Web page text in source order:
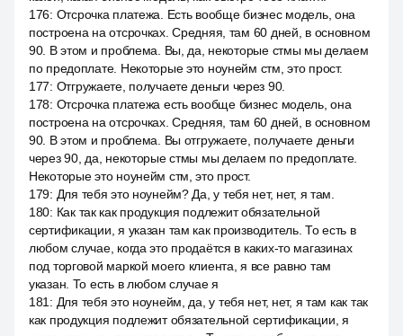
176: Отсрочка платежа. Есть вообще бизнес модель, она
построена на отсрочках. Средняя, там 60 дней, в основном
90. В этом и проблема. Вы, да, некоторые стмы мы делаем
по предоплате. Некоторые это ноунейм стм, это прост.
177: Отгружаете, получаете деньги через 90.
178: Отсрочка платежа есть вообще бизнес модель, она
построена на отсрочках. Средняя, там 60 дней, в основном
90. В этом и проблема. Вы отгружаете, получаете деньги
через 90, да, некоторые стмы мы делаем по предоплате.
Некоторые это ноунейм стм, это прост.
179: Для тебя это ноунейм? Да, у тебя нет, нет, я там.
180: Как так как продукция подлежит обязательной
сертификации, я указан там как производитель. То есть в
любом случае, когда это продаётся в каких-то магазинах
под торговой маркой моего клиента, я все равно там
указан. То есть в любом случае я
181 : Для тебя это ноунейм, да, у тебя нет, нет, я там как так
как продукция подлежит обязательной сертификации, я